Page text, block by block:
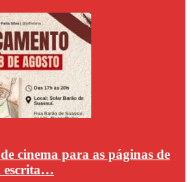
cinema para as páginas de
escrita…